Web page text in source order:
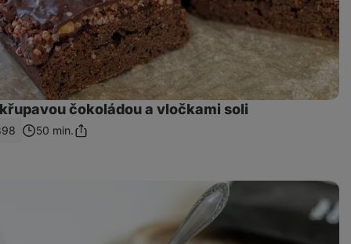
čokoládou a vločkami soli
50 min.Sdílet